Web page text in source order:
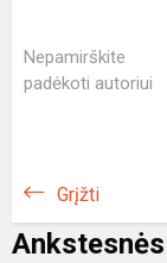
Nepamirškite
padėkoti autoriui
Grįžti